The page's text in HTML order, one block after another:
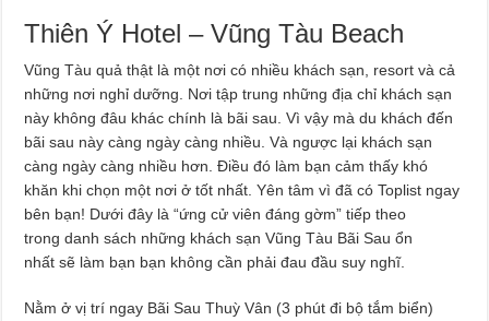
Thiên Ý Hotel – Vũng Tàu Beach
Vũng Tàu quả thật là một nơi có nhiều khách sạn, resort và cả
những nơi nghỉ dưỡng. Nơi tập trung những địa chỉ khách sạn
này không đâu khác chính là bãi sau. Vì vậy mà du khách đến
bãi sau này càng ngày càng nhiều. Và ngược lại khách sạn
càng ngày càng nhiều hơn. Điều đó làm bạn cảm thấy khó
khăn khi chọn một nơi ở tốt nhất. Yên tâm vì đã có Toplist ngay
bên bạn! Dưới đây là “ứng cử viên đáng gờm” tiếp theo
trong danh sách những khách sạn Vũng Tàu Bãi Sau ổn
nhất sẽ làm bạn bạn không cần phải đau đầu suy nghĩ.
Nằm ở vị trí ngay Bãi Sau Thuỳ Vân (3 phút đi bộ tắm biển)